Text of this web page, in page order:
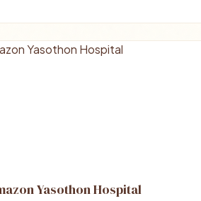
Yasothon Hospital